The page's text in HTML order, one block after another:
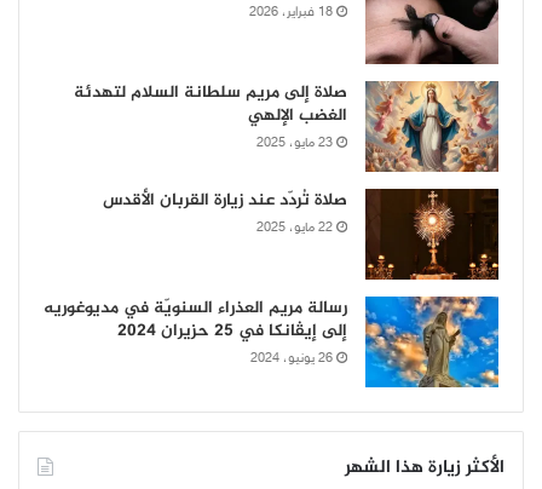
18 فبراير، 2026
صلاة إلى مريم سلطانة السلام لتهدئة
الغضب الإلهي
23 مايو، 2025
صلاة تُردّد عند زيارة القربان الأقدس
22 مايو، 2025
رسالة مريم العذراء السنويّة في مديوغوريه
إلى إيڤانكا في 25 حزيران 2024
26 يونيو، 2024
الأكثر زيارة هذا الشهر